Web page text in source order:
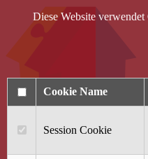
Diese Website
Cookie Name
Session Cookie